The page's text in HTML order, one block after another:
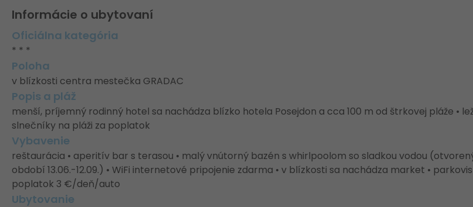
Informácie o ubytovaní
Oficiálna kategória
* * *
Poloha
v blízkosti centra mestečka GRADAC
Popis a pláž
menší, príjemný rodinný hotel sa nachádza blízko hotela Posejdon a cca 100 m od štrkovej pláže •
slnečníky na pláži za poplatok
Vybavenie
reštaurácia • aperitív bar s terasou • malý vnútorný bazén s whirlpoolom so sladkou vodou
období 13.06.-12.09.) • WiFi internetové pripojenie zdarma • v blízkosti sa nachádza market •
poplatok 3 €/deň/auto
Ubytovanie